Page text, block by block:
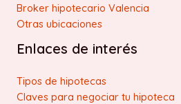
Broker hipotecario Valencia
Otras ubicaciones
Enlaces de interés
Tipos de hipotecas
Claves para negociar tu hipoteca